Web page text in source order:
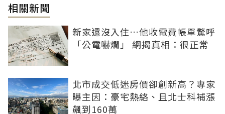
相關新聞
新家還沒入住…他收電費帳單驚呼
「公電嚇爛」 網揭真相：很正常
北市成交低迷房價卻創新高？專家
曝主因：豪宅熱絡、且北士科補漲
飆到160萬